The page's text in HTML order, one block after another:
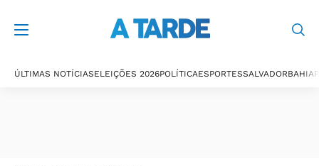
ÚLTIMAS NOTÍCIASELEIÇÕES 2026POLÍTICAESPORTESSALVADORBAHIA